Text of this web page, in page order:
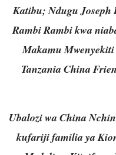
Katibu; Ndugu
Rambi Rambi kwa
Makamu Mwenyekiti
Tanzania China
Ubalozi wa China
kufariji familia ya